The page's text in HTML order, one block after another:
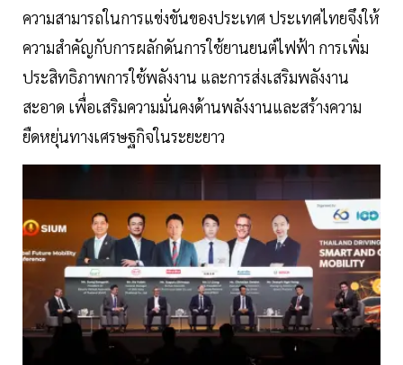
ความสามารถในการแข่งขันของประเทศ ประเทศไทยจึงให้
ความสำคัญกับการผลักดันการใช้ยานยนต์ไฟฟ้า การเพิ่ม
ประสิทธิภาพการใช้พลังงาน และการส่งเสริมพลังงาน
สะอาด เพื่อเสริมความมั่นคงด้านพลังงานและสร้างความ
ยืดหยุ่นทางเศรษฐกิจในระยะยาว